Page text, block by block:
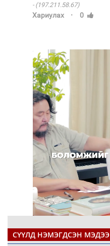
(197.211.58.67)
Хариулах · 0
СҮҮЛД НЭМЭГДСЭН МЭДЭЭ